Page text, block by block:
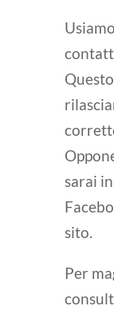
sarai
sito.
Per